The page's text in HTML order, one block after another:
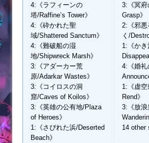
4:《ラフィーンの
塔/Raffine’s Tower》
4:《砕かれた聖
域/Shattered Sanctum》
4:《難破船の湿
地/Shipwreck Marsh》
3:《アダーカー荒
原/Adarkar Wastes》
3:《コイロスの洞
窟/Caves of Koilos》
3:《英雄の公有地/Plaza
of Heroes》
1:《さびれた浜/Deserted
Beach》
3:《冥府
Grasp》
2:《邪
く/
1:《か
4:《婚礼
1:《虚空
Rend》
3:《放浪
14 other